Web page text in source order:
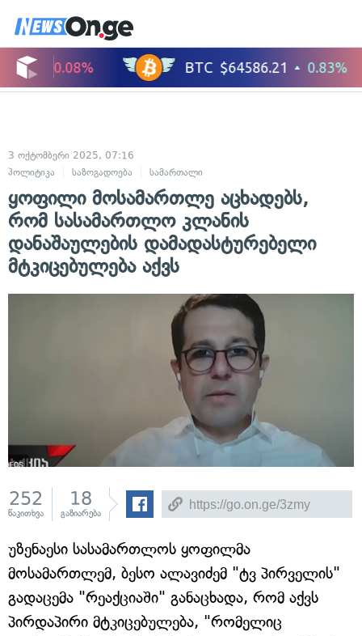
3 ოქტომბერი 2025, 07:16
პოლიტიკა
საზოგადოება სამართალი
ყოფილი მოსამართლე აცხადებს,
რომ სასამართლო კლანის
დანაშაულების დამადასტურებელი
მტკიცებულება აქვს
252
წაკითხვა
18
გაზიარება
უზენაესი სასამართლოს ყოფილმა
მოსამართლემ, ბესო ალავიძემ "ტვ პირველის"
გადაცემა "რეაქციაში" განაცხადა, რომ აქვს
პირდაპირი მტკიცებულება, "რომელიც